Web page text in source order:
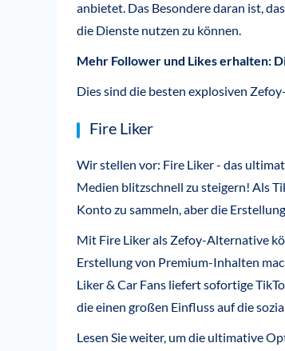
anbietet. Das Besondere daran ist,
die Dienste nutzen zu können.
Mehr Follower und Likes erhalten:
Dies sind die besten explosiven
Fire Liker
Wir stellen vor: Fire Liker - das
Medien blitzschnell zu steigern! Als
Konto zu sammeln, aber die
Mit Fire Liker als Zefoy-Alternative
Erstellung von Premium-Inhalten
Liker & Car Fans liefert sofortige
die einen großen Einfluss auf die
Lesen Sie weiter, um die ultimative